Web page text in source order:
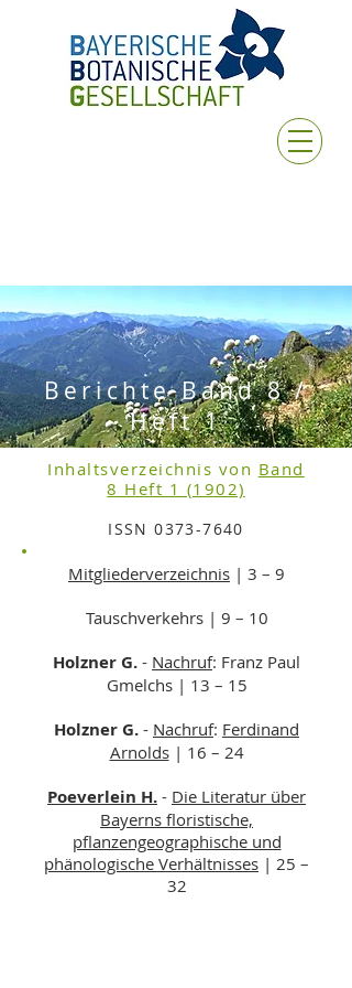
Berichte Band 8 /
Heft 1
Inhaltsverzeichnis von Band
8 Heft 1 (1902)
ISSN0373-7640
Mitgliederverzeichnis | 3 – 9
Tauschverkehrs | 9 – 10
Holzner G. - Nachruf: Franz Paul
Gmelchs | 13 – 15
Holzner G. - Nachruf: Ferdinand
Arnolds| 16 – 24
Poeverlein H. - Die Literatur über
Bayerns floristische,
pflanzengeographische und
phänologische Verhältnisses | 25 –
32